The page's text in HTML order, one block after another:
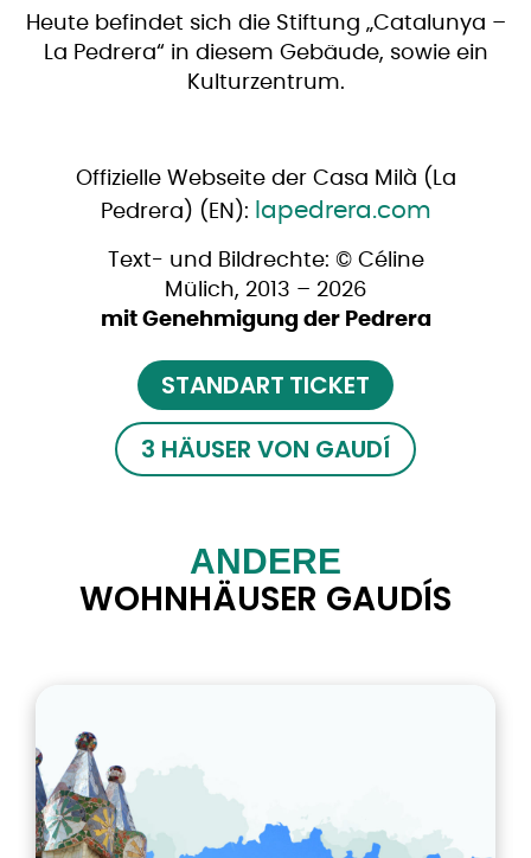
Heute befindet sich die Stiftung „Catalunya –
La Pedrera“ in diesem Gebäude, sowie ein
Kulturzentrum.
Offizielle Webseite der Casa Milà (La
Pedrera) (EN):
lapedrera.com
Text- und Bildrechte: © Céline
Mülich, 2013 – 2026
mit Genehmigung der Pedrera
STANDART TICKET
3 HÄUSER VON GAUDÍ
ANDERE
WOHNHÄUSER GAUDÍS